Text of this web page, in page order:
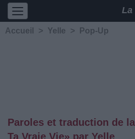
La
Accueil > Yelle > Pop-Up
Paroles et traduction de
Ta Vraie Vie» par Yelle